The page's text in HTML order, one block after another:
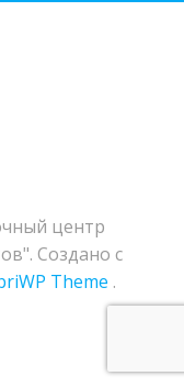
центр
Создано с
Theme .